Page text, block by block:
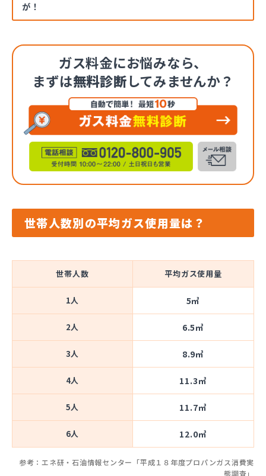
が！
ガス料金にお悩みなら、
まずは無料診断してみませんか？
世帯人数別の平均ガス使用量は？
世帯人数 平均ガス使用量
1人 5㎥
2人 6.5㎥
3人 8.9㎥
4人 11.3㎥
5人 11.7㎥
6人 12.0㎥
参考：エネ研・石油情報センター「平成１８年度プロパンガス消費実
態調査」